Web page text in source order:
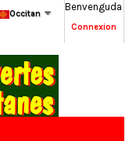
Benvenguda
Connexion
Occitan